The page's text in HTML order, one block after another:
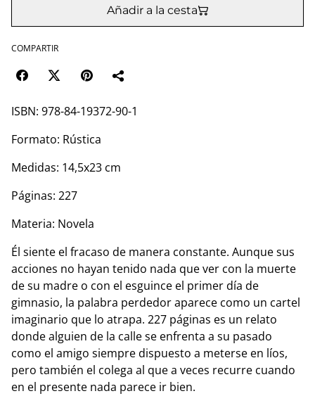
Añadir a la cesta
COMPARTIR
ISBN: 978-84-19372-90-1
Formato: Rústica
Medidas: 14,5x23 cm
Páginas: 227
Materia: Novela
Él siente el fracaso de manera constante. Aunque sus
acciones no hayan tenido nada que ver con la muerte
de su madre o con el esguince el primer día de
gimnasio, la palabra perdedor aparece como un cartel
imaginario que lo atrapa. 227 páginas es un relato
donde alguien de la calle se enfrenta a su pasado
como el amigo siempre dispuesto a meterse en líos,
pero también el colega al que a veces recurre cuando
en el presente nada parece ir bien.